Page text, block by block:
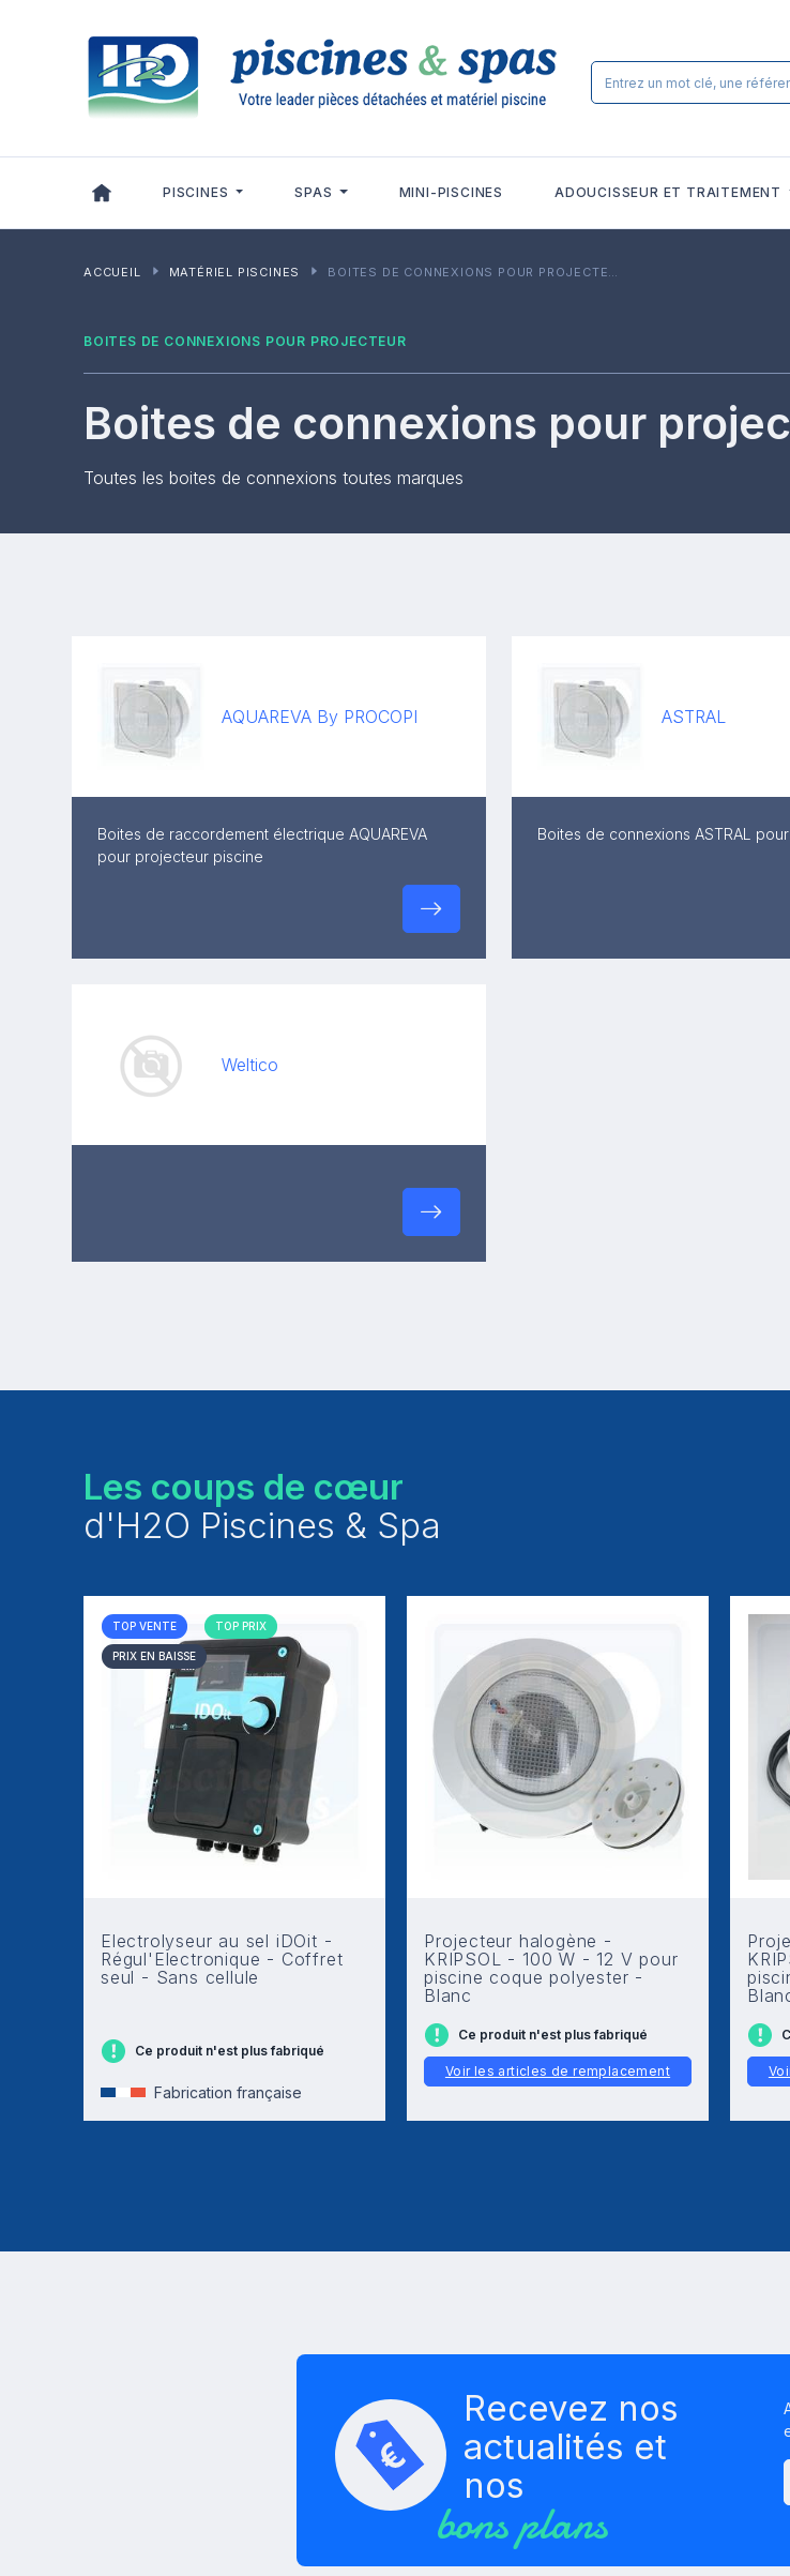
PISCINES SPAS MINI-PISCINES ADOUCISSEUR ET TRAITEMENT
ACCUEIL MATÉRIEL PISCINES BOITES DE CONNEXIONS POUR PROJECTEUR
BOITES DE CONNEXIONS POUR PROJECTEUR
Boites de connexions pour
Toutes les boites de connexions toutes marques
AQUAREVA By PROCOPI
Boites de raccordement électrique AQUAREVA
pour projecteur piscine
ASTRAL
Boites de connexions ASTRAL
Weltico
Les coups de cœur
d'H2O Piscines & Spa
TOP VENTE TOP PRIX
PRIX EN BAISSE
Electrolyseur au sel iDOit -
Régul'Electronique - Coffret
seul - Sans cellule
Ce produit n'est plus fabriqué
Fabrication française
Projecteur halogène -
KRIPSOL - 100 W - 12 V pour
piscine coque polyester -
Blanc
Ce produit n'est plus fabriqué
Voir les articles de remplacement
Recevez nos
actualités et
nos
bons plans